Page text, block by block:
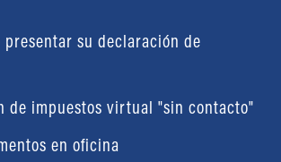
presentar su declaración de
de impuestos virtual "sin contacto"
en oficina